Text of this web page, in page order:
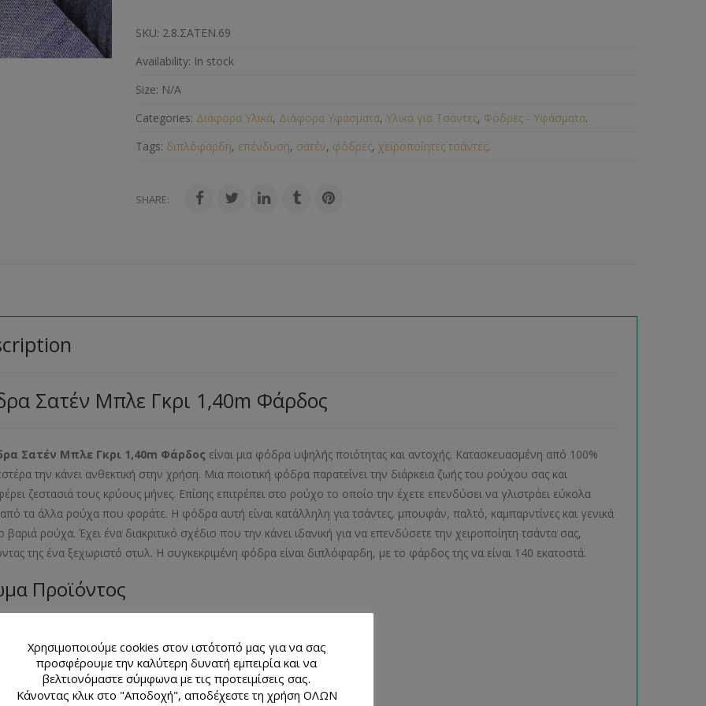
SKU: 2.8.ΣΑΤΕΝ.69
Availability: In stock
Size: N/A
Categories: Διάφορα Υλικά, Διάφορα Υφάσματα, Υλικά για Τσάντες, Φόδρες - Υφάσματα.
Tags: διπλόφαρδη, επένδυση, σατέν, φόδρες,χειροποίητες τσάντες.
SHARE:
Σατέν Μπλε Γκρι 1,40m Φάρδος
Σατέν Μπλε Γκρι 1,40m Φάρδος είναι μια φόδρα υψηλής ποιότητας και αντοχής. Κατασκευασμένη από 100%
την κάνει ανθεκτική στην χρήση. Μια ποιοτική φόδρα παρατείνει την διάρκεια ζωής του ρούχου σας και
ζεστασιά τους κρύους μήνες. Επίσης επιτρέπει στο ρούχο το οποίο την έχετε επενδύσει να γλιστράει εύκολα
τα άλλα ρούχα που φοράτε. Η φόδρα αυτή είναι κατάλληλη για τσάντες, μπουφάν, παλτό, καμπαρντίνες και γενικά
βαριά ρούχα. Έχει ένα διακριτικό σχέδιο που την κάνει ιδανική για να επενδύσετε την χειροποίητη τσάντα σας,
της ένα ξεχωριστό στυλ. Η συγκεκριμένη φόδρα είναι διπλόφαρδη, με το φάρδος της να είναι 140 εκατοστά.
Προϊόντος
Προϊόντος
Χρησιμοποιούμε cookies στον ιστότοπό μας για να σας
προσφέρουμε την καλύτερη δυνατή εμπειρία και να
βελτιονόμαστε σύμφωνα με τις προτειμίσεις σας.
Κάνοντας κλικ στο "Αποδοχή", αποδέχεστε τη χρήση ΟΛΩΝ